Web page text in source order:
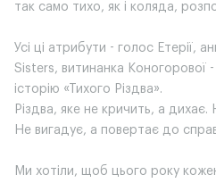
так само тихо, як і коляда,
Усі ці атрибути - голос Етерії,
Sisters, витинанка Коногорової
історію «Тихого Різдва».
Різдва, яке не кричить, а
Не вигадує, а повертає до
Ми хотіли, щоб цього року